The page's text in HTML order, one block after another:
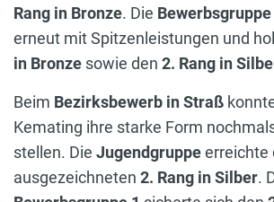
Rang in Bronze. Die Bewerbsgruppe
erneut mit Spitzenleistungen und
in Bronze sowie den 2. Rang in
Beim Bezirksbewerb in Straß
Kemating ihre starke Form
stellen. Die Jugendgruppeerreichte
ausgezeichneten 2. Rang in Silber.